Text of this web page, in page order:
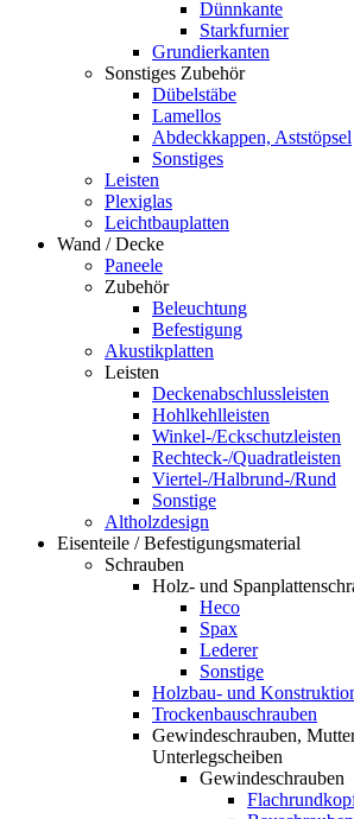
Dünnkante
Starkfurnier
Grundierkanten
Sonstiges Zubehör
Dübelstäbe
Lamellos
Abdeckkappen, Aststöpsel
Sonstiges
Leisten
Plexiglas
Leichtbauplatten
Wand / Decke
Paneele
Zubehör
Beleuchtung
Befestigung
Akustikplatten
Leisten
Deckenabschlussleisten
Hohlkehlleisten
Winkel-/Eckschutzleisten
Rechteck-/Quadratleisten
Viertel-/Halbrund-/Rund
Sonstige
Altholzdesign
Eisenteile / Befestigungsmaterial
Schrauben
Holz- und
Heco
Spax
Lederer
Sonstige
Holzbau- und
Trockenbauschrauben
Gewindeschrauben,
Unterlegscheiben
Gewindeschrauben